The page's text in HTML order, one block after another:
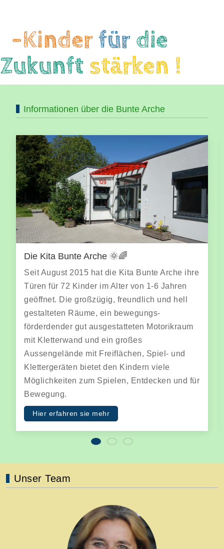
-Kinder für die
Zukunft stärken !
Informationen über die Bunte Arche
Arche ihre
Jahren
hell
und
und für
Pädagogisches Konzept 🌞✨
In vier Stammgruppen finden die Kinder
Geborgenheit, Schutz und Rückzugs-
möglichkeiten. Sie erleben gemeinsam
Morgenkreis, freies und gemeinsames
Frühstück und Mittagessen. Hier
sich Kinder mit und ohne Behinderung.
offenen und gruppenübergreifenden
Kreativ- oder Bewegungsangeboten
als Pädagogen die Kinder gezielt an.
fördern und geben Freiraum für eigene
weiterlesen
Unser Team